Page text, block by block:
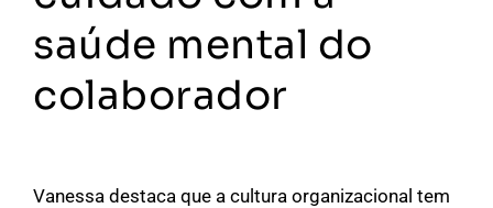
saúde mental do
colaborador
Vanessa destaca que a cultura organizacional tem